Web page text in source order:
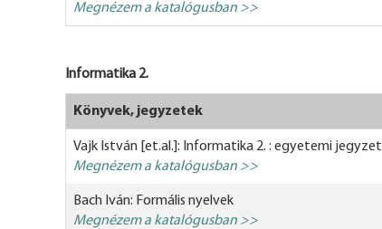
Megnézem a katalógusban >>
Informatika 2.
Könyvek, jegyzetek
Vajk István [et.al.]: Informatika 2. : egyetemi jegyzet
Megnézem a katalógusban >>
Bach Iván: Formális nyelvek
Megnézem a katalógusban >>